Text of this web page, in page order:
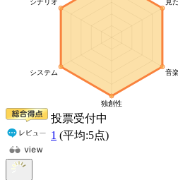
投票受付中
1 (平均:5点)